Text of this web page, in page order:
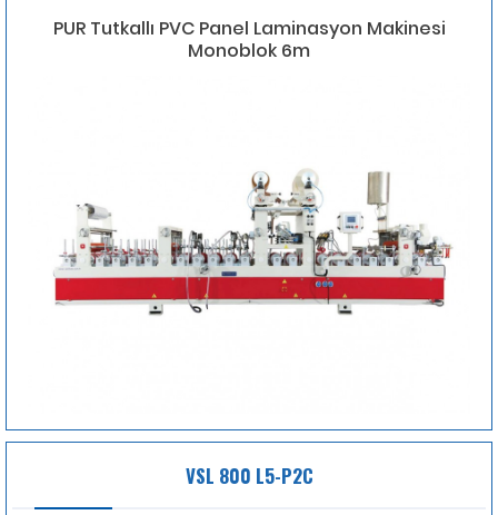
PUR Tutkallı PVC Panel Laminasyon Makinesi
Monoblok 6m
VSL 800 L5-P2C